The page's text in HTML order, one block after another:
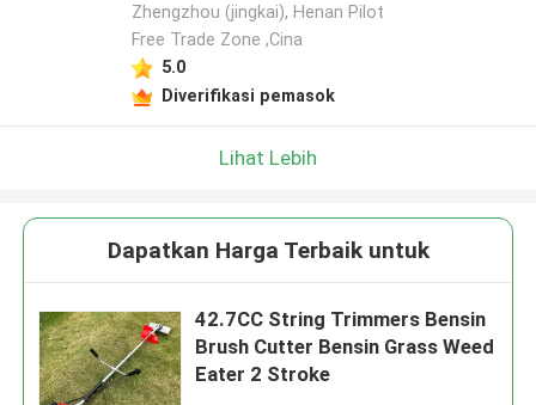
Tinggalkan pesan
Kami akan segera menghubungi Anda
kembali!
Zhengzhou (jingkai), Henan Pilot
Free Trade Zone ,Cina
5.0
Diverifikasi pemasok
Lihat Lebih
Dapatkan Harga Terbaik untuk
42.7CC String Trimmers Bensin
Brush Cutter Bensin Grass Weed
Eater 2 Stroke